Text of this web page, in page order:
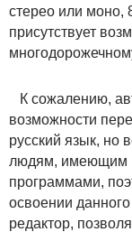
стерео или моно,
присутствует
К сожалению,
возможности
русский язык, но
людям, имеющим
программами,
освоении
редактор,